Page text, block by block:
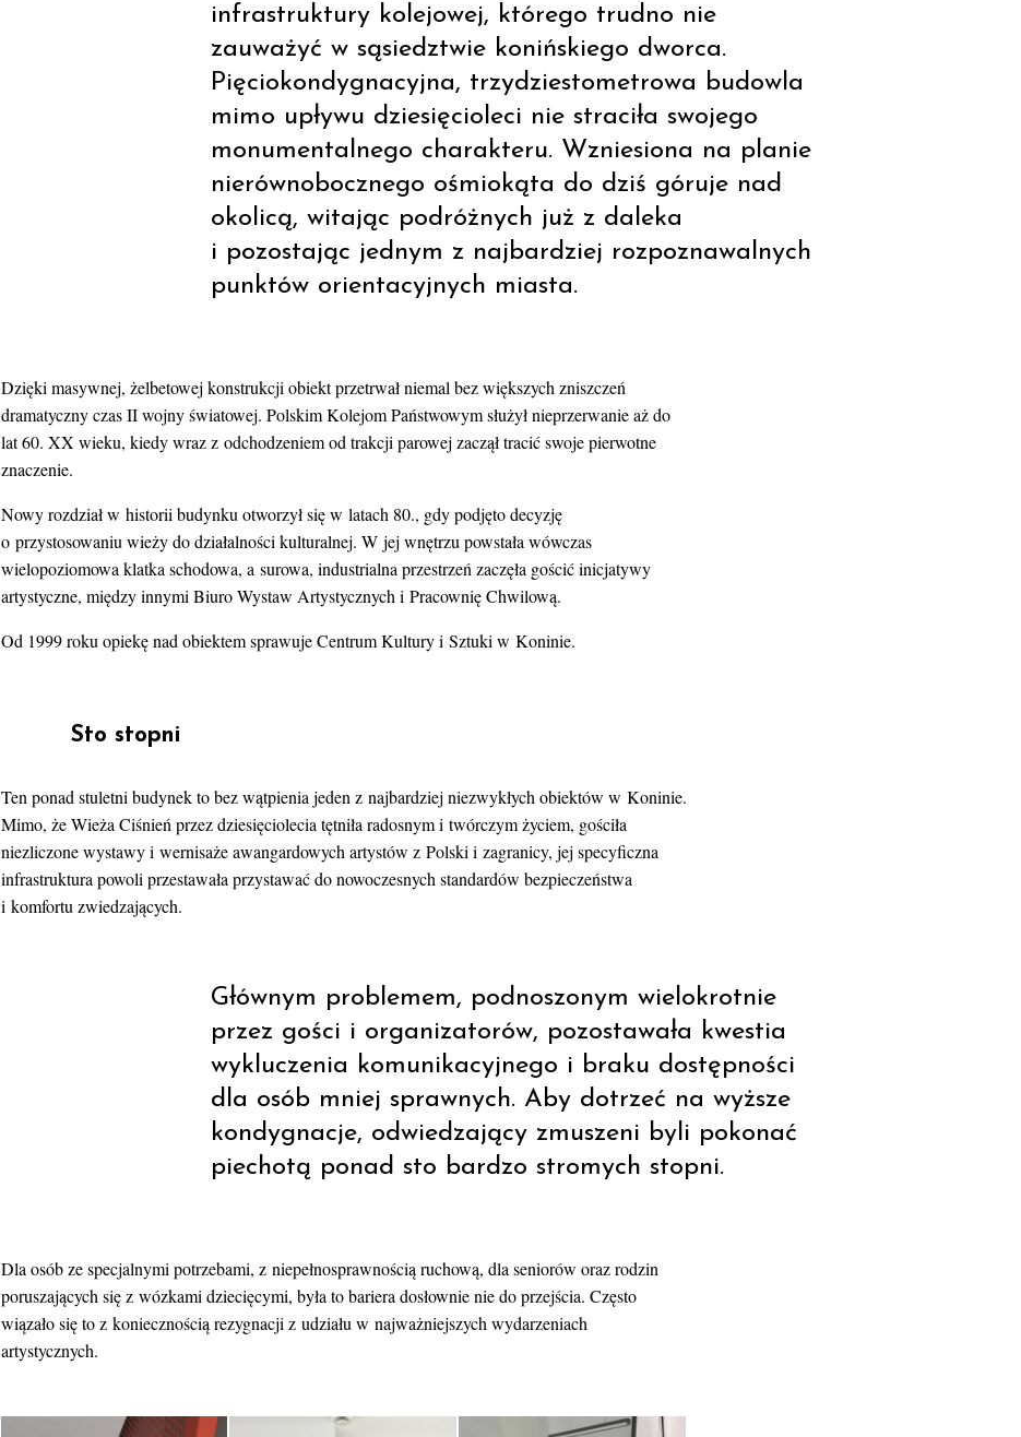
infrastruktury kolejowej, którego trudno nie
zauważyć w sąsiedztwie konińskiego dworca.
Pięciokondygnacyjna, trzydziestometrowa budowla
mimo upływu dziesięcioleci nie straciła swojego
monumentalnego charakteru. Wzniesiona na planie
nierównobocznego ośmiokąta do dziś góruje nad
okolicą, witając podróżnych już z daleka
i pozostając jednym z najbardziej rozpoznawalnych
punktów orientacyjnych miasta.
Dzięki masywnej, żelbetowej konstrukcji obiekt przetrwał niemal bez większych zniszczeń
dramatyczny czas II wojny światowej. Polskim Kolejom Państwowym służył nieprzerwanie aż do
lat 60. XX wieku, kiedy wraz z odchodzeniem od trakcji parowej zaczął tracić swoje pierwotne
znaczenie.
Nowy rozdział w historii budynku otworzył się w latach 80., gdy podjęto decyzję
o przystosowaniu wieży do działalności kulturalnej. W jej wnętrzu powstała wówczas
wielopoziomowa klatka schodowa, a surowa, industrialna przestrzeń zaczęła gościć inicjatywy
artystyczne, między innymi Biuro Wystaw Artystycznych i Pracownię Chwilową.
Od 1999 roku opiekę nad obiektem sprawuje Centrum Kultury i Sztuki w Koninie.
Sto stopni
Ten ponad stuletni budynek to bez wątpienia jeden z najbardziej niezwykłych obiektów w Koninie.
Mimo, że Wieża Ciśnień przez dziesięciolecia tętniła radosnym i twórczym życiem, gościła
niezliczone wystawy i wernisaże awangardowych artystów z Polski i zagranicy, jej specyficzna
infrastruktura powoli przestawała przystawać do nowoczesnych standardów bezpieczeństwa
i komfortu zwiedzających.
Głównym problemem, podnoszonym wielokrotnie
przez gości i organizatorów, pozostawała kwestia
wykluczenia komunikacyjnego i braku dostępności
dla osób mniej sprawnych. Aby dotrzeć na wyższe
kondygnacje, odwiedzający zmuszeni byli pokonać
piechotą ponad sto bardzo stromych stopni.
Dla osób ze specjalnymi potrzebami, z niepełnosprawnością ruchową, dla seniorów oraz rodzin
poruszających się z wózkami dziecięcymi, była to bariera dosłownie nie do przejścia. Często
wiązało się to z koniecznością rezygnacji z udziału w najważniejszych wydarzeniach
artystycznych.